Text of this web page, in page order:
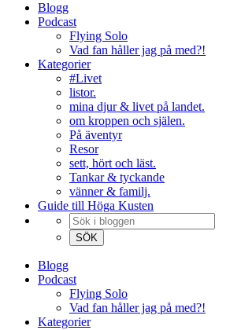
Blogg
Podcast
Flying Solo
Vad fan håller jag på med?!
Kategorier
#Livet
listor.
mina djur & livet på landet.
om kroppen och själen.
På äventyr
Resor
sett, hört och läst.
Tankar & tyckande
vänner & familj.
Guide till Höga Kusten
Blogg
Podcast
Flying Solo
Vad fan håller jag på med?!
Kategorier